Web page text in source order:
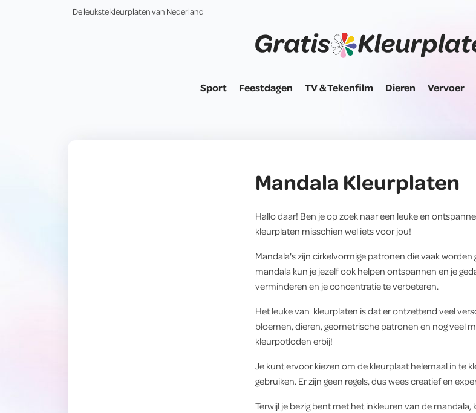
De leukste kleurplaten van Nederland
Sport Feestdagen TV & Tekenfilm Dieren Vervoer
Mandala Kleurplaten
Hallo daar! Ben je op zoek naar een leuke en
kleurplaten misschien wel iets voor jou!
Mandala's zijn cirkelvormige patronen die vaak
mandala kun je jezelf ook helpen ontspannen en je
verminderen en je concentratie te verbeteren.
Het leuke van kleurplaten is dat er ontzettend veel
bloemen, dieren, geometrische patronen en nog veel
kleurpotloden erbij!
Je kunt ervoor kiezen om de kleurplaat helemaal in te
gebruiken. Er zijn geen regels, dus wees creatief en
Terwijl je bezig bent met het inkleuren van de